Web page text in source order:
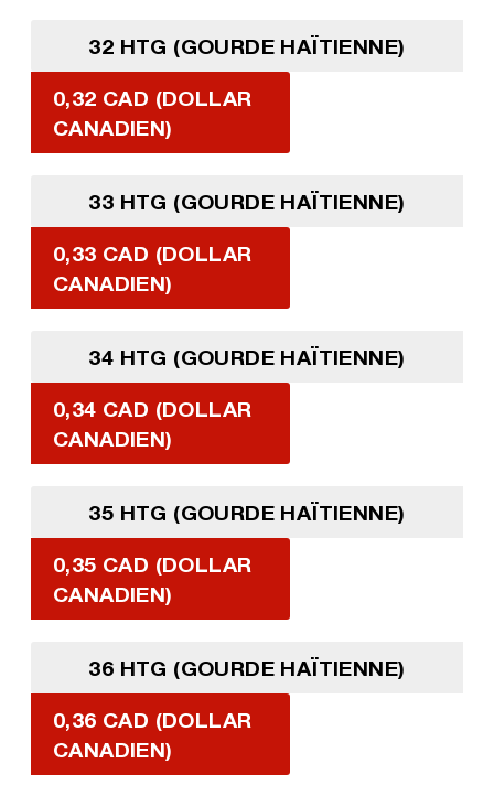
32 HTG (GOURDE HAÏTIENNE)
0,32 CAD (DOLLAR
CANADIEN)
33 HTG (GOURDE HAÏTIENNE)
0,33 CAD (DOLLAR
CANADIEN)
34 HTG (GOURDE HAÏTIENNE)
0,34 CAD (DOLLAR
CANADIEN)
35 HTG (GOURDE HAÏTIENNE)
0,35 CAD (DOLLAR
CANADIEN)
36 HTG (GOURDE HAÏTIENNE)
0,36 CAD (DOLLAR
CANADIEN)